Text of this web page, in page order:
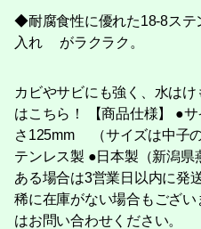
◆耐腐食性に優れた18-8ステ
入れ がラクラク。
カビやサビにも強く、水は
はこちら！ 【商品仕様】 ●
さ125mm （サイズは中子
テンレス製 ●日本製（新潟
ある場合は3営業日以内に
稀に在庫がない場合もござ
はお問い合わせください。